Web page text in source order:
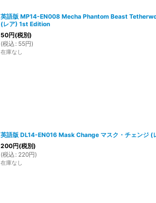
英語版 MP14-EN008 Mecha Phantom Beast
(レア) 1st Edition
50円(税別)
(税込 : 55円)
在庫なし
英語版 DL14-EN016 Mask Change マスク・チェンジ (
200円(税別)
(税込 : 220円)
在庫なし